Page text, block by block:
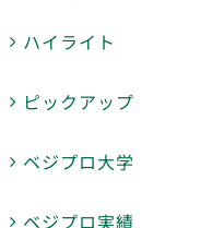
ハイライト
ピックアップ
ベジプロ大学
ベジプロ実績